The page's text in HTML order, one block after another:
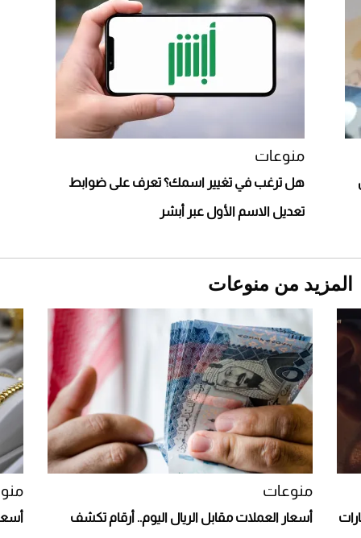
أغلى 10 عطور في العالم للرجال تمنحك فخامة
استثنائية
Aston Martin Valiant: على هوى الأبطال
Comeback" في جدة (فيديو)
"بوجاتي ميسترال" الاستثنائية للبيع في مزاد
مونتيري
2026-07-23
منوعات
هل ترغب في تغيير اسمك؟ تعرف على ضوابط
تعديل الاسم الأول عبر أبشر
المزيد من منوعات
منوعات
أسعار العملات مقابل الريال اليوم.. أرقام تكشف